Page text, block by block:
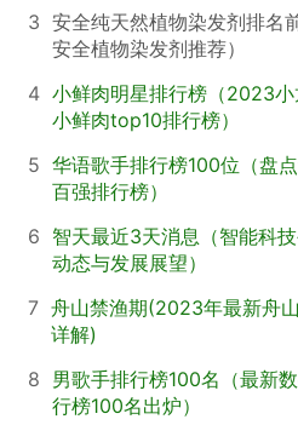
3 安全纯天然植物染发剂排名
安全植物染发剂推荐）
4 小鲜肉明星排行榜（2023小
小鲜肉top10排行榜）
5 华语歌手排行榜100位（盘
百强排行榜）
6 智天最近3天消息（智能科
动态与发展展望）
7 舟山禁渔期(2023年最新舟
详解)
8 男歌手排行榜100名（最新
行榜100名出炉）